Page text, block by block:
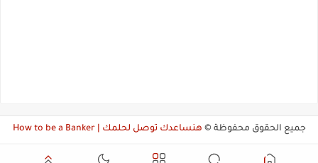
جميع الحقوق محفوظة © هنساعدك توصل لحلمك | How to be a Banker